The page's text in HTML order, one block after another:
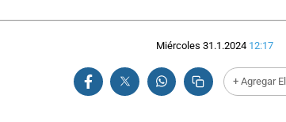
Miércoles 31.1.2024 12:17
+ Agregar